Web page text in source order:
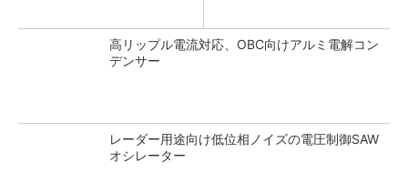
高リップル電流対応、OBC向けアルミ電解コン
デンサー
レーダー用途向け低位相ノイズの電圧制御SAW
オシレーター